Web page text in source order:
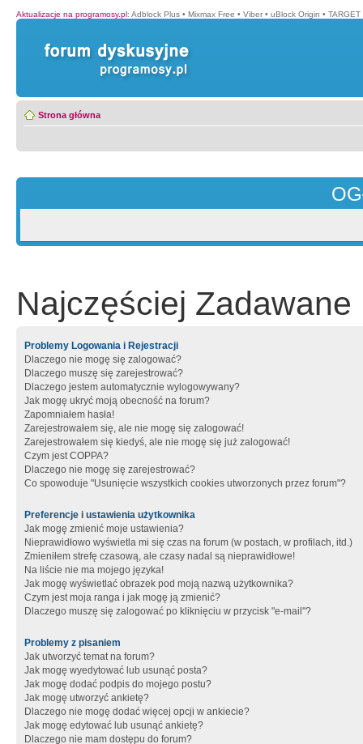
Aktualizacje na programosy.pl: Adblock Plus • Mixmax Free • Viber • uBlock Origin •
Strona główna
Najczęściej Zadawane
Problemy Logowania i Rejestracji
Dlaczego nie mogę się zalogować?
Dlaczego muszę się zarejestrować?
Dlaczego jestem automatycznie wylogowywany?
Jak mogę ukryć moją obecność na forum?
Zapomniałem hasła!
Zarejestrowałem się, ale nie mogę się zalogować!
Zarejestrowałem się kiedyś, ale nie mogę się już zalogować!
Czym jest COPPA?
Dlaczego nie mogę się zarejestrować?
Co spowoduje "Usunięcie wszystkich cookies utworzonych przez forum"?
Preferencje i ustawienia użytkownika
Jak mogę zmienić moje ustawienia?
Nieprawidłowo wyświetla mi się czas na forum (w postach, w profilach, itd.)
Zmieniłem strefę czasową, ale czasy nadal są nieprawidłowe!
Na liście nie ma mojego języka!
Jak mogę wyświetlać obrazek pod moją nazwą użytkownika?
Czym jest moja ranga i jak mogę ją zmienić?
Dlaczego muszę się zalogować po kliknięciu w przycisk "e-mail"?
Problemy z pisaniem
Jak utworzyć temat na forum?
Jak mogę wyedytować lub usunąć posta?
Jak mogę dodać podpis do mojego postu?
Jak mogę utworzyć ankietę?
Dlaczego nie mogę dodać więcej opcji w ankiecie?
Jak mogę edytować lub usunąć ankietę?
Dlaczego nie mam dostępu do forum?